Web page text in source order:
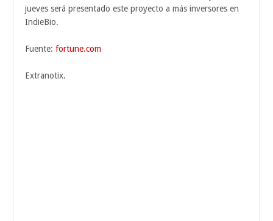
jueves será presentado este proyecto a más inversores en
IndieBio.
Fuente: fortune.com
Extranotix.